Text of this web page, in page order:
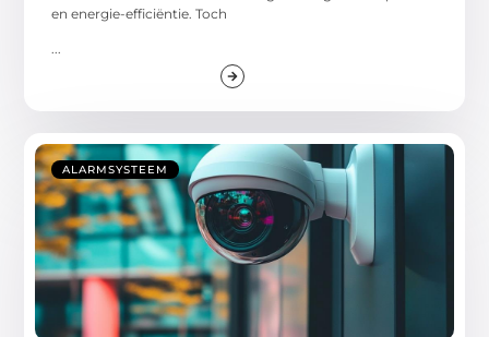
en energie-efficiëntie. Toch
...
ALARMSYSTEEM